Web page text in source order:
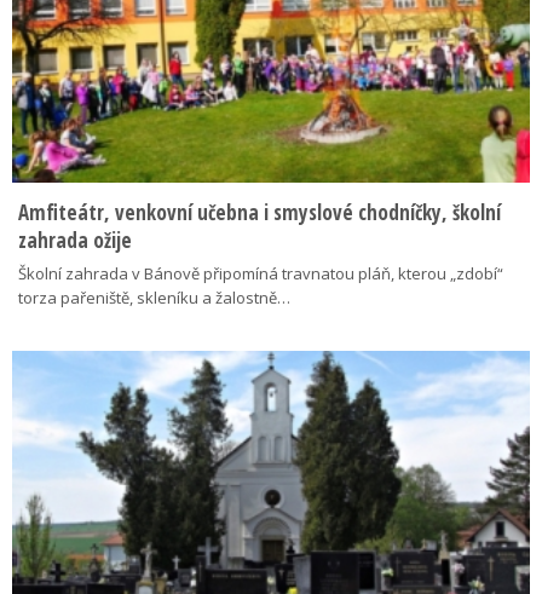
Amfiteátr, venkovní učebna i smyslové chodníčky, školní
zahrada ožije
Školní zahrada v Bánově připomíná travnatou pláň, kterou „zdobí“
torza pařeniště, skleníku a žalostně…